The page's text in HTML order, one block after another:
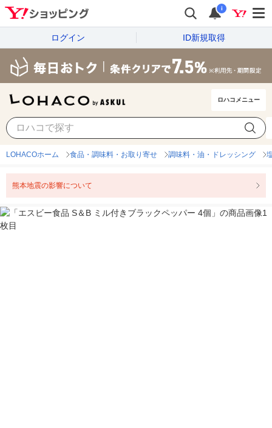
i
ログイン ID新規取得
ロハコメニュー
LOHACOホーム 食品・調味料・お取り寄せ 調味料・油・ドレッシング
熊本地震の影響について